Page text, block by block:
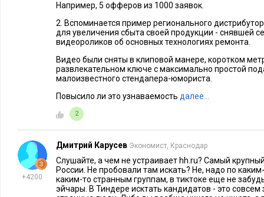
пользуются их услугами. Потом я узнала, что у них
чаты, а не только личные знакомства, тех кто живет
в такси эконом-класса и специально брала у всех
передавала их своим сотрудникам, чтобы они
знакомые швеи. Результат был классный. Мы набрали
производство. Оцениваю этот опыт как отличный
В найме и в поиске сотрудников очень важно понимать, кто
5. Снять мини-сериал с одним из самых
стендапа в городе
Например, 5 офферов из 1000 заявок.
2. Вспоминается пример регионального
для увеличения сбыта своей продукции - снявшей
видеороликов об основных технологиях ремонта.
Видео были сняты в клиповой манере, коротком
развлекательном ключе с максимально простой
малоизвестного стендапера-юмориста.
Повысило ли это узнаваемость далее…
2
+4200
Дмитрий Карусев Экономист, Краснодар
Слушайте, а чем не устраивает hh.ru? Самый
России. Не пробовали там искать? Не, надо по
каким-то странным группам, в тиктоке еще не
эйчары. В Тиндере исктать кандидатов - это